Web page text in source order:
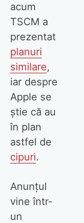
acum
TSCM a
prezentat
planuri
similare,
iar despre
Apple se
știe că au
în plan
astfel de
cipuri.
Anunțul
vine într-
un